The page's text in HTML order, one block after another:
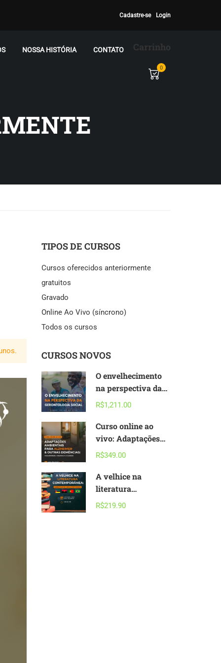
Cadastre-se Login
NOSSA HISTÓRIA CONTATO Carrinho
0
TIPOS DE CURSOS
Cursos oferecidos anteriormente
gratuitos
Gravado
Online Ao Vivo (síncrono)
Todos os cursos
CURSOS NOVOS
O envelhecimento
na perspectiva da
Gerontologia Social
vivo] – 2026
R$1,211.00
Curso online ao
vivo: Adaptações
Ambientais para
Demências –
acessibilidade,
arquitetura e
R$349.00
A velhice na
literatura
contemporânea:
R$219.90